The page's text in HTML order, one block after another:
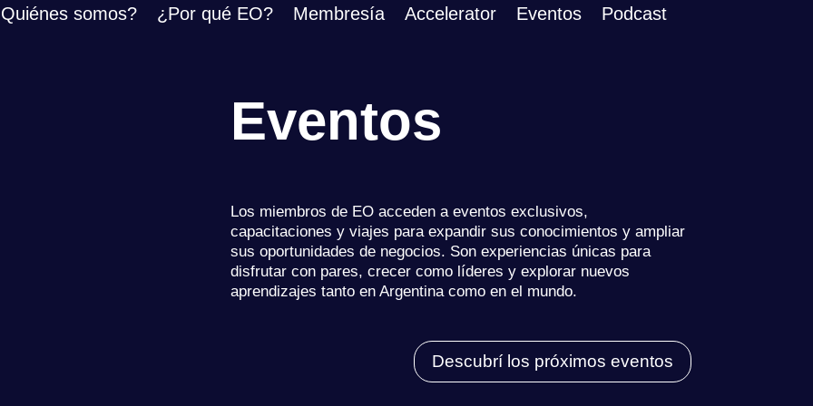
somos? ¿Por qué EO? Membresía Accelerator Eventos Podcast
Eventos
Los miembros de EO acceden a eventos exclusivos,
capacitaciones y viajes para expandir sus conocimientos y ampliar
sus oportunidades de negocios. Son experiencias únicas para
disfrutar con pares, crecer como líderes y explorar nuevos
aprendizajes tanto en Argentina como en el mundo.
Descubrí los próximos eventos